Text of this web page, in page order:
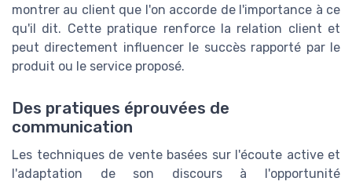
montrer au client que l'on accorde de l'importance à ce
qu'il dit. Cette pratique renforce la relation client et
peut directement influencer le succès rapporté par le
produit ou le service proposé.
Des pratiques éprouvées de
communication
Les techniques de vente basées sur l'écoute active et
l'adaptation de son discours à l'opportunité